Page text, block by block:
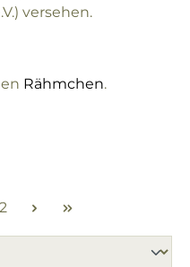
versehen.
Rähmchen.
Seite
2